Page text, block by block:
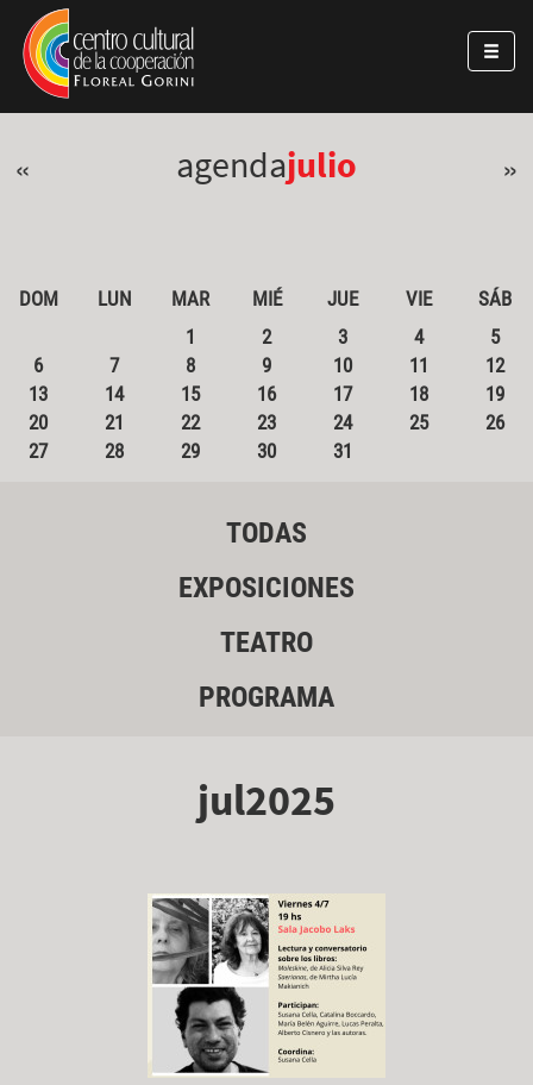
Pasar al contenido principal
Jump to main content
« agendajulio »
DOM LUN MAR MIÉ JUE VIE
SÁB
1
2 3 4
5
6
7 8 9 10 11
12
13
14 15 16 17 18
19
20
21 22 23 24 25
26
27
28 29 30 31
TODAS
EXPOSICIONES
TEATRO
PROGRAMA
jul2025